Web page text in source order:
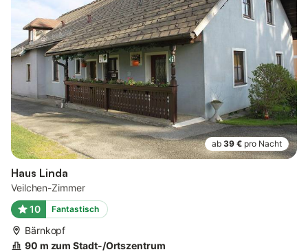
ab 39 € pro Nacht
Haus Linda
Veilchen-Zimmer
10
Fantastisch
Bärnkopf
90 m zum Stadt-/Ortszentrum